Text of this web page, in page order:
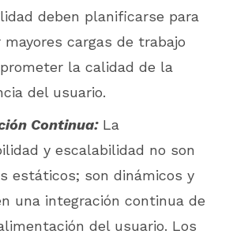
deben planificarse para
mayores cargas de trabajo
la calidad de la
del usuario.
Continua:La
y escalabilidad no son
estáticos; son dinámicos y
una integración continua de
del usuario. Los